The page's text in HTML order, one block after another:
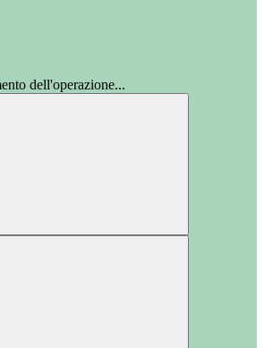
dell'operazione...